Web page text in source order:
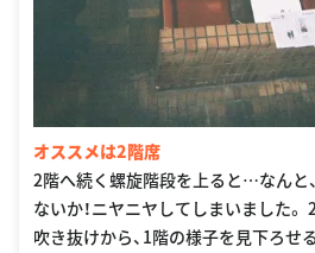
オススメは2階席
2階へ続く螺旋階段を上ると…なんと
ないか！ニヤニヤしてしまいました
吹き抜けから、1階の様子を見下ろせ